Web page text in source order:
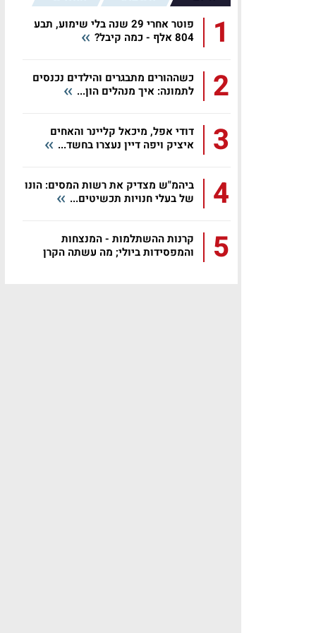
1
פוטר אחרי 29 שנה בלי שימוע, תבע
804 אלף - כמה קיבל?
2
כשההורים מתבגרים והילדים נכנסים
לתמונה: איך מנהלים הון...
3
דודי אפל, מיכאל קליינר והאחים
איציק ויפה דיין נעצרו בחשד...
4
ביהמ"ש מצדיק את רשות המסים: הונו
של בעלי חנויות תכשיטים...
5
קרנות ההשתלמות - המנצחות
והמפסידות ביולי; מה עשתה הקרן